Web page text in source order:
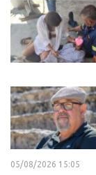
05/08/2026 15:05